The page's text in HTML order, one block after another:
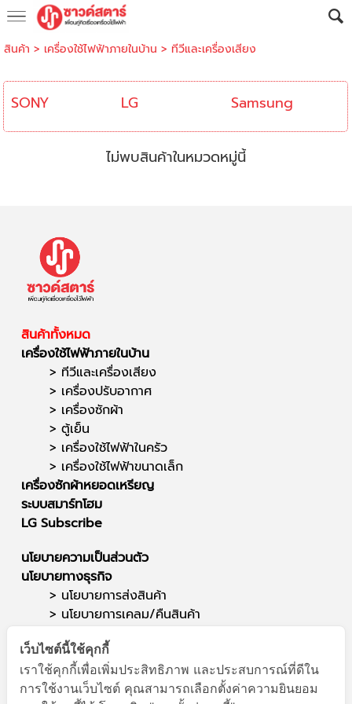
สินค้า > เครื่องใช้ไฟฟ้าภายในบ้าน > ทีวีและเครื่องเสียง
SONY LG Samsung
ไม่พบสินค้าในหมวดหมู่นี้
สินค้าทั้งหมด
เครื่องใช้ไฟฟ้าภายในบ้าน
> ทีวีและเครื่องเสียง
> เครื่องปรับอากาศ
> เครื่องซักผ้า
> ตู้เย็น
> เครื่องใช้ไฟฟ้าในครัว
> เครื่องใช้ไฟฟ้าขนาดเล็ก
เครื่องซักผ้าหยอดเหรียญ
ระบบสมาร์ทโฮม
LG Subscribe
นโยบายความเป็นส่วนตัว
นโยบายทางธุรกิจ
> นโยบายการส่งสินค้า
> นโยบายการเคลม/คืนสินค้า
ติดต่อเรา
ซาวด์สตาร์ (สำนักงานใหญ่)
สาขาแยกสนามบิน
เว็บไซต์นี้ใช้คุกกี้
เราใช้คุกกี้เพื่อเพิ่มประสิทธิภาพ และประสบการณ์ที่ดีใน
การใช้งานเว็บไซต์ คุณสามารถเลือกตั้งค่าความยินยอม